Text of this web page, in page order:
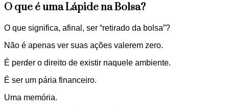
O que é uma Lápide na Bolsa?
O que significa, afinal, ser “retirado da bolsa”?
Não é apenas ver suas ações valerem zero.
É perder o direito de existir naquele ambiente.
É ser um pária financeiro.
Uma memória.